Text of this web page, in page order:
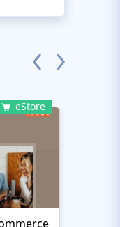
eStore